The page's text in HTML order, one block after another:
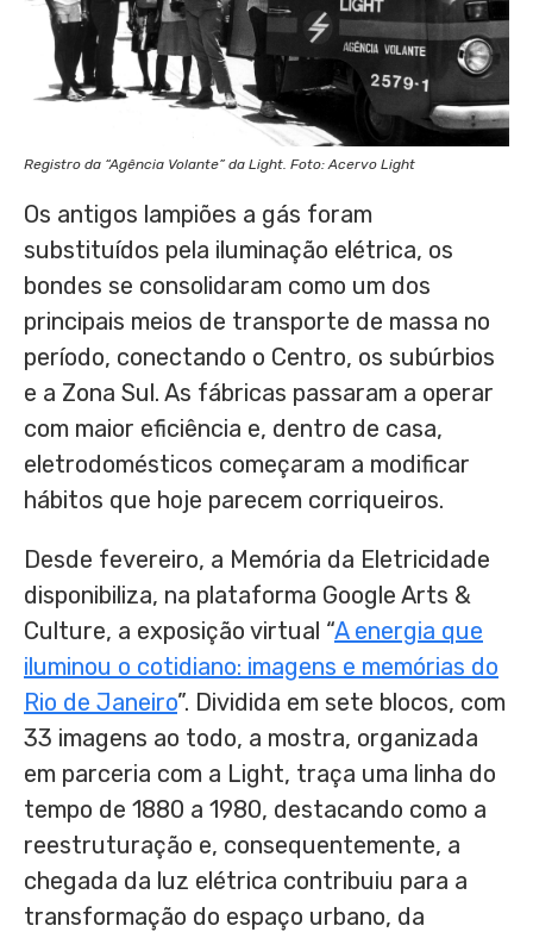
Registro da “Agência Volante” da Light. Foto: Acervo Light
Os antigos lampiões a gás foram
substituídos pela iluminação elétrica, os
bondes se consolidaram como um dos
principais meios de transporte de massa no
período, conectando o Centro, os subúrbios
e a Zona Sul. As fábricas passaram a operar
com maior eficiência e, dentro de casa,
eletrodomésticos começaram a modificar
hábitos que hoje parecem corriqueiros.
Desde fevereiro, a Memória da Eletricidade
disponibiliza, na plataforma Google Arts &
Culture, a exposição virtual “A energia que
iluminou o cotidiano: imagens e memórias do
Rio de Janeiro”. Dividida em sete blocos, com
33 imagens ao todo, a mostra, organizada
em parceria com a Light, traça uma linha do
tempo de 1880 a 1980, destacando como a
reestruturação e, consequentemente, a
chegada da luz elétrica contribuiu para a
transformação do espaço urbano, da